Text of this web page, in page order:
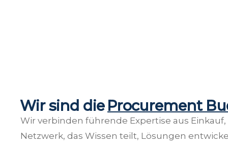
Wir sind die Procurement
Wir verbinden führende Expertise aus
Netzwerk, das Wissen teilt, Lösungen